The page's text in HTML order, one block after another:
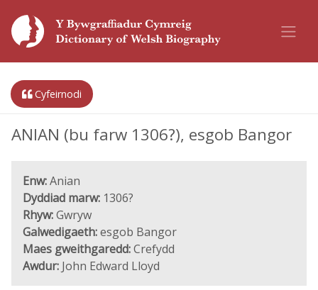
Cyfeirnodi
ANIAN (bu farw 1306?), esgob Bangor
Enw:Anian
Dyddiad marw: 1306?
Rhyw:Gwryw
Galwedigaeth:esgob Bangor
Maes gweithgaredd:Crefydd
Awdur: John Edward Lloyd